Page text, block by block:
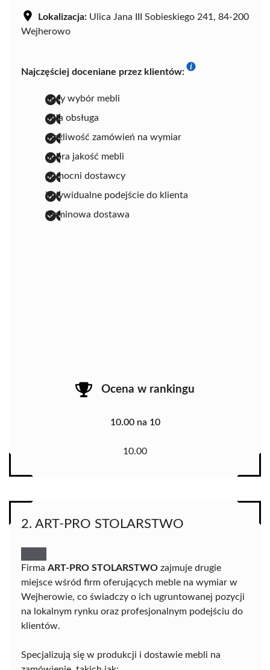
Lokalizacja: Ulica Jana III Sobieskiego 241, 84-200
Wejherowo
Najczęściej doceniane przez klientów:
duży wybór mebli
miła obsługa
możliwość zamówień na wymiar
dobra jakość mebli
pomocni dostawcy
indywidualne podejście do klienta
terminowa dostawa
Ocena w rankingu
10.00 na 10
10.00
2. ART-PRO STOLARSTWO
Firma ART-PRO STOLARSTWO zajmuje drugie
miejsce wśród firm oferujących meble na wymiar w
Wejherowie, co świadczy o ich ugruntowanej pozycji
na lokalnym rynku oraz profesjonalnym podejściu do
klientów.
Specjalizują się w produkcji i dostawie mebli na